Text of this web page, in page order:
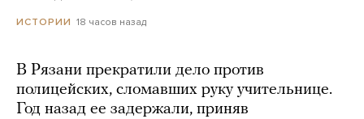
ИСТОРИИ 18 часов назад
В Рязани прекратили дело против
полицейских, сломавших руку учительнице.
Год назад ее задержали, приняв